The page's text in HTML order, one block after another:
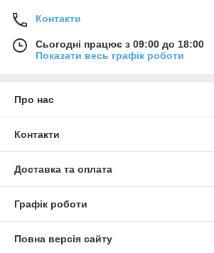
Контакти
Сьогодні працює з 09:00 до 18:00
Показати весь графік роботи
Про нас
Контакти
Доставка та оплата
Графік роботи
Повна версія сайту